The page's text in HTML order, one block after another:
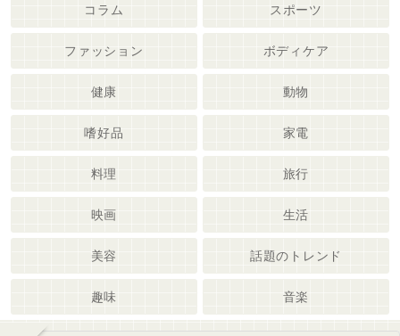
コラム スポーツ
ファッション ボディケア
健康 動物
嗜好品 家電
料理 旅行
映画 生活
美容 話題のトレンド
趣味 音楽